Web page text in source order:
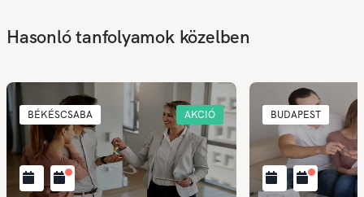
Hasonló tanfolyamok közelben
BÉKÉSCSABA AKCIÓ BUDAPEST